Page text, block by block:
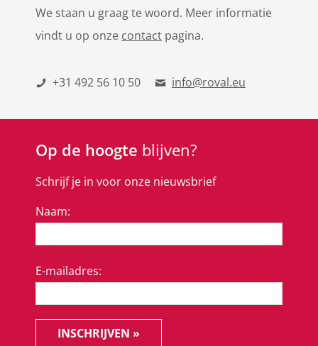
We staan u graag te woord. Meer informatie
vindt u op onze contact pagina.
+31 492 56 10 50 info@roval.eu
Op de hoogte blijven?
Schrijf je in voor onze nieuwsbrief
Naam:
E-mailadres:
INSCHRIJVEN »